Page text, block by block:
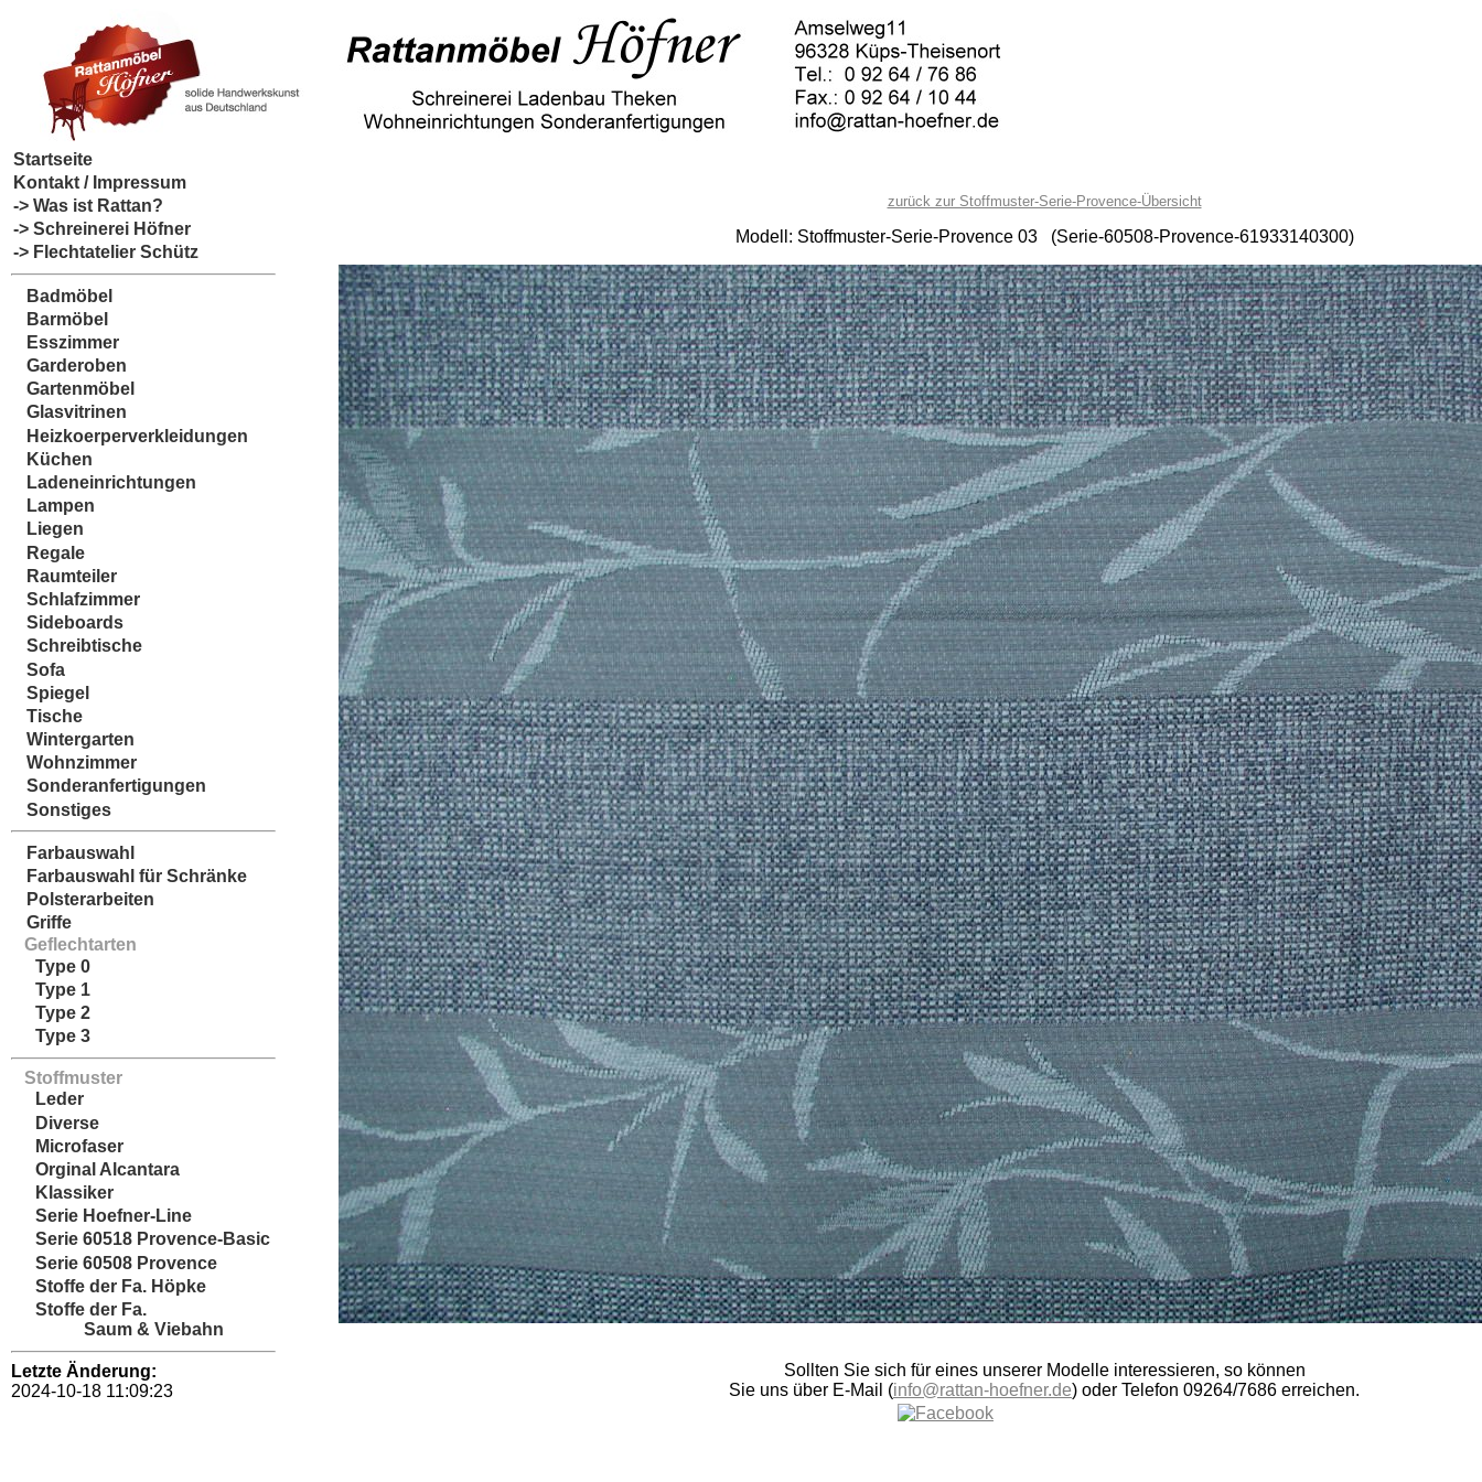
Startseite
Kontakt / Impressum
-> Was ist Rattan?
-> Schreinerei Höfner
-> Flechtatelier Schütz
Badmöbel
Barmöbel
Esszimmer
Garderoben
Gartenmöbel
Glasvitrinen
Heizkoerperverkleidungen
Küchen
Ladeneinrichtungen
Lampen
Liegen
Regale
Raumteiler
Schlafzimmer
Sideboards
Schreibtische
Sofa
Spiegel
Tische
Wintergarten
Wohnzimmer
Sonderanfertigungen
Sonstiges
Farbauswahl
Farbauswahl für Schränke
Polsterarbeiten
Griffe
Geflechtarten
Type 0
Type 1
Type 2
Type 3
Stoffmuster
Leder
Diverse
Microfaser
Orginal Alcantara
Klassiker
Serie Hoefner-Line
Serie 60518 Provence-Basic
Serie 60508 Provence
Stoffe der Fa. Höpke
Stoffe der Fa.
Saum & Viebahn
Letzte Änderung:
2024-10-18 11:09:23
zurück zur Stoffmuster-Serie-Provence-Übersicht
Modell: Stoffmuster-Serie-Provence 03 (Serie-60508-Provence-61933140300)
Sollten Sie sich für eines unserer Modelle interessieren, so können
Sie uns über E-Mail (info@rattan-hoefner.de) oder Telefon 09264/7686 erreichen.